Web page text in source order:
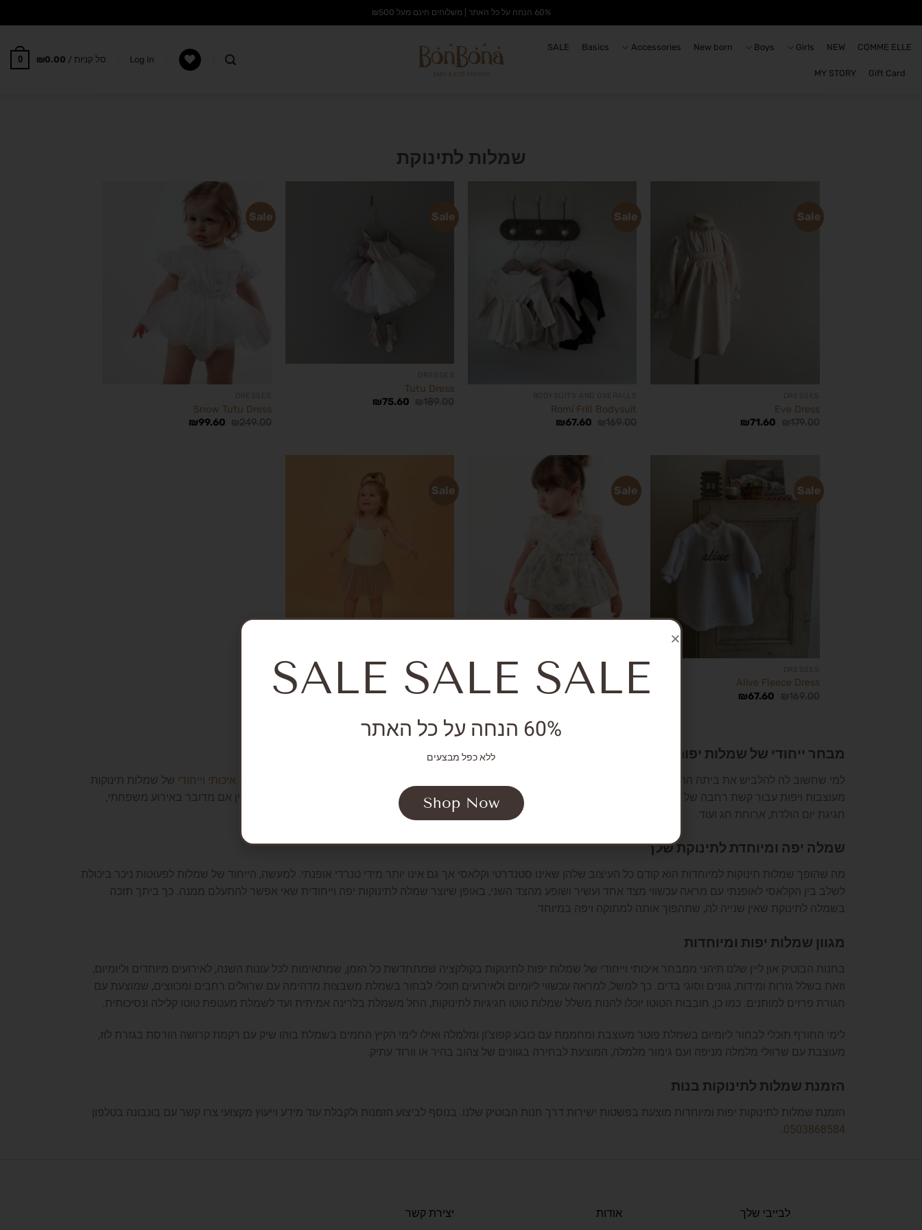
60% הנחה על כל האתר | משלוחים חינם מעל ₪500
COMME ELLE
NEW
Girls
Boys
New born
Accessories
Basics
SALE
Gift Card
MY STORY
Log in סל קניות / ₪0.00
0
שמלות לתינוקת
Sale
Eve Dress
₪179.00
₪71.60
Sale
Romi Frill Bodysuit
₪169.00
₪67.60
Sale
Tutu Dress
₪189.00
₪75.60
Sale
Snow Tutu Dress
₪249.00
₪99.60
Sale
Alive Fleece Dress
₪169.00
₪67.60
Sale
BODYSUITS AND OVERALLS
Gloria Bodysuit
₪259.00
₪ 103.60
Sale
DRESSES
Ballet Tutu Dress
₪149.00
₪59.60
מבחר ייחודי של שמלות יפות לתינוקות
למי שחשוב לה להלביש את ביתה התינוקת בשמלה יפה ומיוחדת, כדאי להיכנס לחנות הבוטיק און ליין של Bonbona. בחנות תמצאו מבחר איכותי וייחודי של שמלות תינוקות
מעוצבות ויפות עבור קשת רחבה של גילאים, מגיל אפס עד שבע ומעלה. אנו מציעים שמלות לתינוקות וילדות ליומיום ולאירועים מיוחדים בין אם מדובר באירוע משפחתי,
חגיגת יום הולדת, ארוחת חג ועוד.
שמלה יפה ומיוחדת לתינוקת שלך
מה שהופך שמלות תינוקות למיוחדות הוא קודם כל העיצוב שלהן שאינו סטנדרטי וקלאסי אך גם אינו יותר מידי טנרדי אופנתי. למעשה, הייחוד של שמלות לפעוטות ניכר ביכולת
לשלב בין הקלאסי לאופנתי עם מראה עכשווי מצד אחד ועשיר ושופע מהצד השני, באופן שיוצר שמלה לתינוקות יפה וייחודית שאי אפשר להתעלם ממנה. כך ביתך תזכה
בשמלה לתינוקת שאין שנייה לה, שתהפוך אותה למתוקה ויפה במיוחד.
מגוון שמלות יפות ומיוחדות
בחנות הבוטיק און ליין שלנו תיהני ממבחר איכותי וייחודי של שמלות יפות לתינוקות בקולקציה שמתחדשת כל הזמן, שמתאימות לכל עונות השנה, לאירועים מיוחדים וליומיום,
וזאת בשלל גזרות ומידות, גוונים וסוגי בדים. כך למשל, למראה עכשווי ליומיום ולאירועים תוכלי לבחור בשמלת משבצות מדהימה עם שרוולים רחבים ומכווצים, שמוצעת עם
חגורת פרזים למותנים. כמו כן, חובבות הטוטו יוכלו להנות משלל שמלות טוטו חגיגיות לתינוקות, החל משמלת בלרינה אמיתית ועד לשמלת מעטפת טוטו קלילה ונסיכותית.
לימי החורף תוכלי לבחור ליומיום בשמלת פוטר מעוצבת ומחממת עם כובע קפוצ'ון ומלמלה ואילו לימי הקיץ החמים בשמלת בוהו שיק עם רקמת קרושה הורסת בגזרת לוז,
מעוצבת עם שרוולי מלמלה מניפה ועם גימור מלמלה, המוצעת לבחירה בגוונים של צהוב בהיר או וורוד עתיק.
הזמנת שמלות לתינוקות בנות
הזמנת שמלות לתינוקות יפות ומיוחדות מוצעת בפשטות ישירות דרך חנות הבוטיק שלנו. בנוסף לביצוע הזמנות ולקבלת עוד מידע וייעוץ מקצועי צרו קשר עם בונבונה בטלפון
0503868584
לבייבי שלך אודות יצירת קשר
SALE SALE SALE
60% הנחה על כל האתר
ללא כפל מבצעים
Shop Now